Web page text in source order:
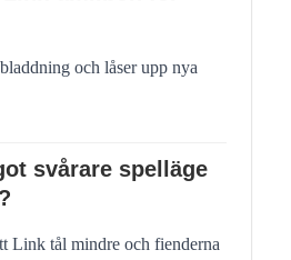
och låser upp nya
svårare spelläge
Link tål mindre och fienderna